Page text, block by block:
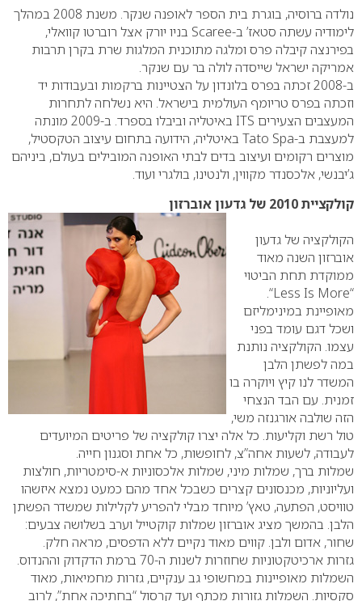
נולדה ברוסיה, בוגרת בית הספר לאופנה שנקר. משנת 2008 במהלך
לימודיה עשתה סטאז’ ב-Scaree בניו יורק אצל רוברטו קוואלי,
בפירנצה קיבלה פרס ומלגה מתוכנית המלגות שרת בקרן תרבות
אמריקה ישראל שייסדה לולה בר עם שנקר.
ב-2008 זכתה בפרס בלונדון על הצטיינות ברקמות ובעבודות יד
וזכתה בפרס טריומף העולמית בישראל. היא נשלחה לתחרות
המעצבים הצעירים ITS
באיטליה וביבלו בספרד. ב-2009 מונתה
למעצבת ב-Tato Spa באיטליה, הידועה בתחום עיצוב הטקסטיל,
מוצרים רקומים ועיצוב בדים לבתי האופנה המובילים בעולם, ביניהם
ג’יבנשי, אלכסנדר מקווין, ולנטינו, בולגרי ועוד.
קולקציית 2010 של גדעון אוברזון
הקולקציה של גדעון
אוברזון השנה מאוד
ממוקדת תחת הביטוי
“
Less Is More
“.
מאופיינת במינימליזם
ושכל דגם עומד בפני
עצמו. הקולקציה נותנת
במה לפשתן הלבן
המשדר לנו קיץ ויוקרה בו
זמנית. עם הבד הנצחי
הזה שולבה אורגנזה משי,
טול רשת וקליעות. כל אלה יצרו קולקציה של פריטים המיועדים
לעבודה, לשעות אחה”צ, לחופשות, כל אחת וסגנון חייה.
שמלות ברך, שמלות מיני, שמלות אלכסוניות א-סימטריות, חולצות
ועליוניות, מכנסונים קצרים כשבכל אחד מהם כמעט נמצא איזשהו
טוויסט, הפתעה, טאץ’ מיוחד מבלי להפריע לקלילות שמשדר הפשתן
הלבן. בהמשך מציג אוברזון שמלות קוקטייל וערב בשלושה צבעים:
שחור, אדום ולבן. קווים מאוד נקיים ללא הדפסים, מראה חלק.
גזרות ארכיטקטוניות שחוזרות לשנות ה-70 ברמת הדקדוק וההנדוס.
השמלות מאופיינות במחשופי גב ענקיים, גזרות מחמיאות, מאוד
סקסיות. השמלות גזורות מכתף ועד קרסול “בחתיכה אחת”, לרוב